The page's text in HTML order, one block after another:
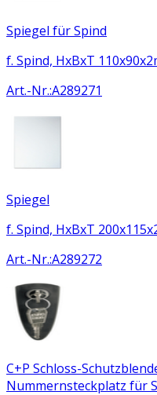
Spiegel für Spind
f. Spind, HxBxT
Art.-Nr.:A289271
Spiegel
f. Spind, HxBxT
Art.-Nr.:A289272
C+P Schloss-
Nummernsteckplatz für